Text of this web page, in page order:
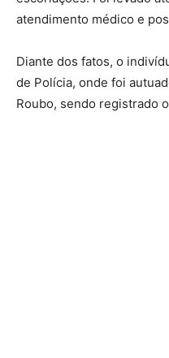
atendimento médico e
Diante dos fatos, o
de Polícia, onde foi
Roubo, sendo registrado